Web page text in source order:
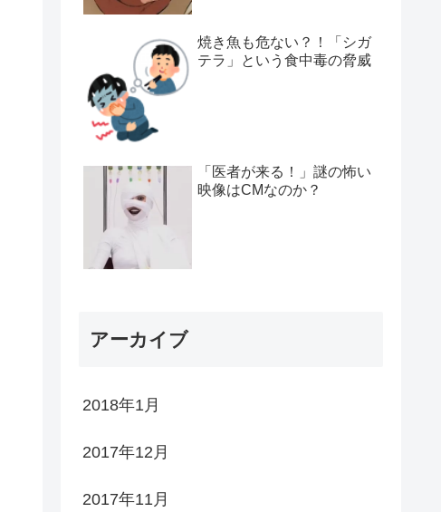
焼き魚も危ない？！「シガ
テラ」という食中毒の脅威
「医者が来る！」謎の怖い
映像はCMなのか？
アーカイブ
2018年1月
2017年12月
2017年11月